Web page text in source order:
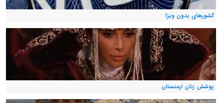
کشورهای بدون ویزا
پوشش زنان ارمنستان